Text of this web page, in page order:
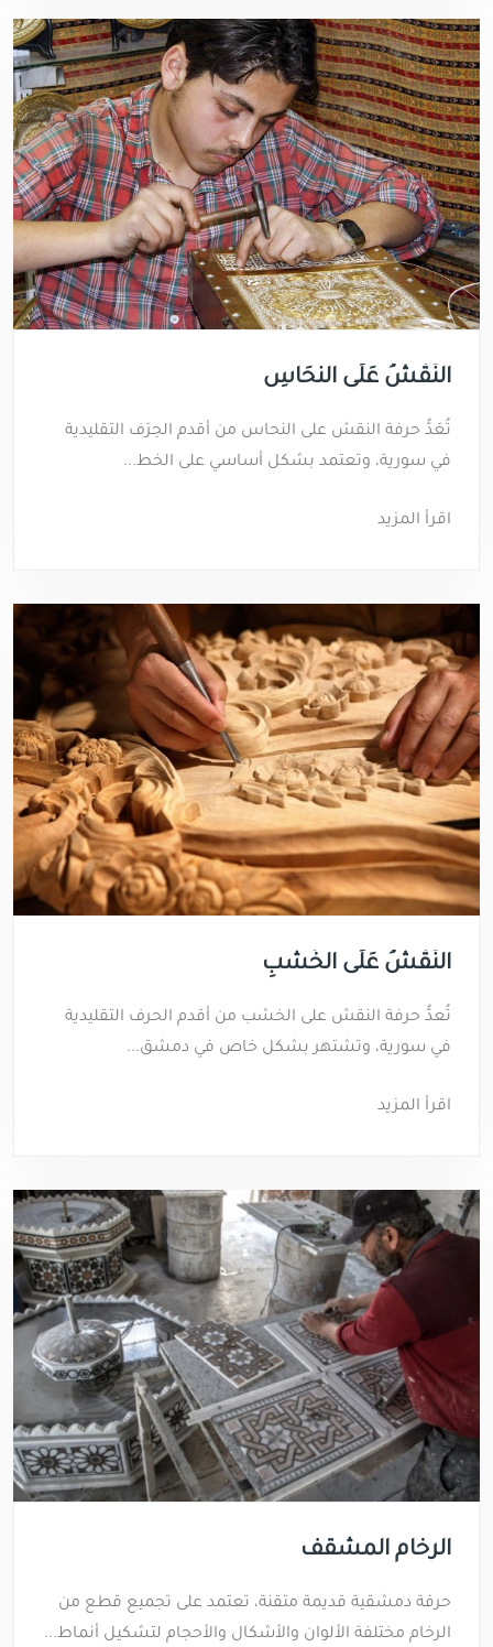
النَّقْشُ عَلَى النُّحَاسِ
تُعَدُّ حرفة النقش على النحاس من أقدم الحِرَف التقليدية
في سورية، وتعتمد بشكل أساسي على الخط...
اقرأ المزيد
النَّقْشُ عَلَى الخَشَبِ
تُعدُّ حرفة النقش على الخشب من أقدم الحرف التقليدية
في سورية، وتشتهر بشكل خاص في دمشق...
اقرأ المزيد
الرخام المشقّف
حرفة دمشقية قديمة متقنة، تعتمد على تجميع قطع من
الرخام مختلفة الألوان والأشكال والأحجام لتشكيل أنماط...